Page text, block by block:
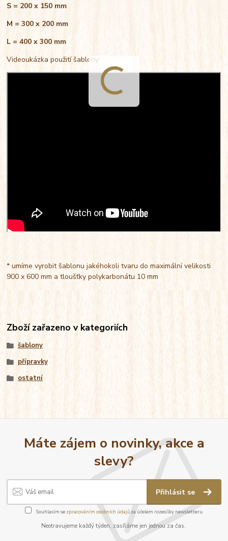
S = 200 x 150 mm
M = 300 x 200 mm
L = 400 x 300 mm
Videoukázka použití šablony:
* umíme vyrobit šablonu jakéhokoli tvaru do maximální velikosti
900 x 600 mm a tloušťky polykarbonátu 10 mm
Zboží zařazeno v kategoriích
šablony
přípravky
ostatní
Máte zájem o novinky, akce a
slevy?
Přihlásit se
Souhlasím se zpracováním osobních údajůza účelem rozesílky newsletteru.
Neotravujeme každý týden, zasíláme jen jednou za čas.